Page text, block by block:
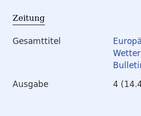
Zeitung
Gesamttitel
Ausgabe
4